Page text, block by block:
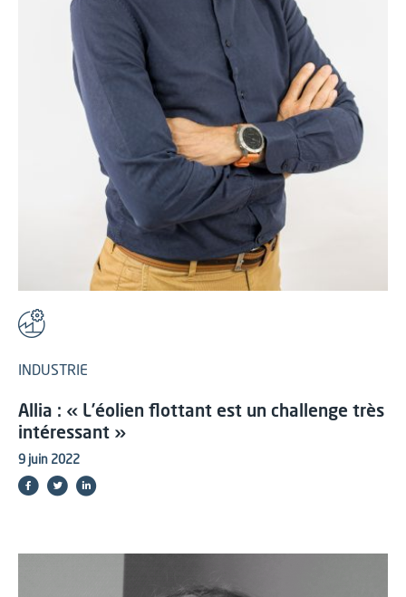
INDUSTRIE
Allia : « L’éolien flottant est un challenge très
intéressant »
9 juin 2022